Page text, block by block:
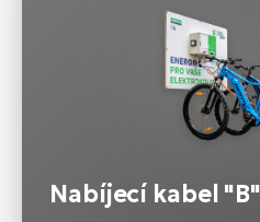
Nabíjecí kabel "B"